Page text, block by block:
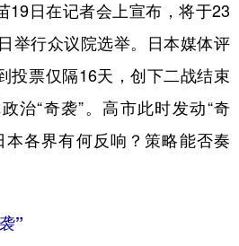
信息化 数字经济
兴 银龄 溯源中国
能源 会展
时尚 悦读
日在记者会上宣布，将于23
举行众议院选举。日本媒体评
投票仅隔16天，创下二战结束
治“奇袭”。高市此时发动“奇
本各界有何反响？策略能否奏
”